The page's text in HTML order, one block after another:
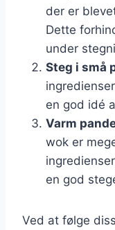
der er
Dette
under
Steg i små
en god idé
Varm
wok er
en god
Ved at følge